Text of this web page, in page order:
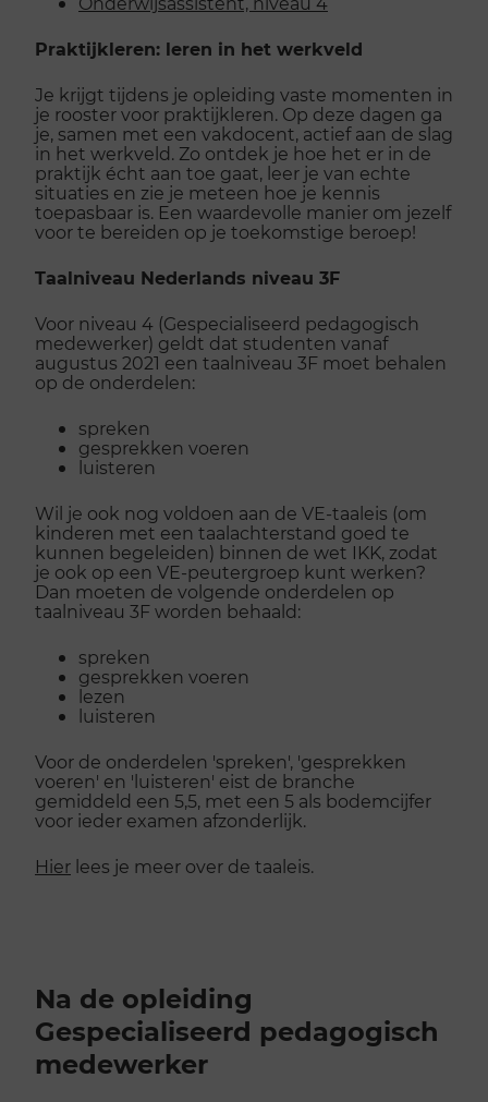
Praktijkleren: leren in het werkveld
Je krijgt tijdens je opleiding vaste momenten in
je rooster voor praktijkleren. Op deze dagen ga
je, samen met een vakdocent, actief aan de slag
in het werkveld. Zo ontdek je hoe het er in de
praktijk écht aan toe gaat, leer je van echte
situaties en zie je meteen hoe je kennis
toepasbaar is. Een waardevolle manier om jezelf
voor te bereiden op je toekomstige beroep!
Taalniveau Nederlands niveau 3F
Voor niveau 4 (Gespecialiseerd pedagogisch
medewerker) geldt dat studenten vanaf
augustus 2021 een taalniveau 3F moet behalen
op de onderdelen:
spreken
gesprekken voeren
luisteren
Wil je ook nog voldoen aan de VE-taaleis (om
kinderen met een taalachterstand goed te
kunnen begeleiden) binnen de wet IKK, zodat
je ook op een VE-peutergroep kunt werken?
Dan moeten de volgende onderdelen op
taalniveau 3F worden behaald:
spreken
gesprekken voeren
lezen
luisteren
Voor de onderdelen 'spreken', 'gesprekken
voeren' en 'luisteren' eist de branche
gemiddeld een 5,5, met een 5 als bodemcijfer
voor ieder examen afzonderlijk.
Hier lees je meer over de taaleis.
Na de opleiding
Gespecialiseerd pedagogisch
medewerker